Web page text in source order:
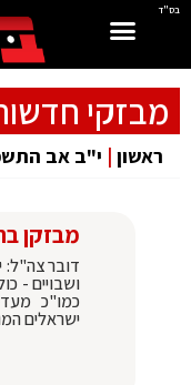
בס"ד
מבזקי
ראשון | י"ב אב
מבזקן
ושבויים -
ישראלים